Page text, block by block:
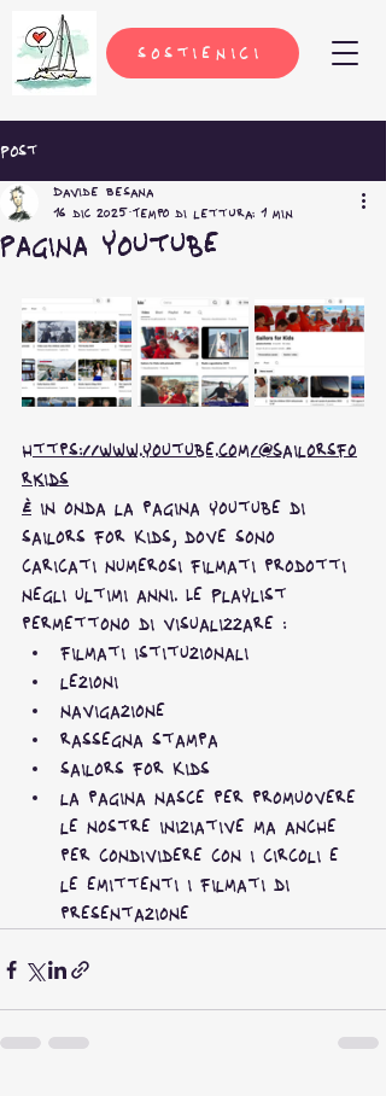
sostienici
Post
Pagina Youtube
Davide Besana
16 dic 2025 Tempo di lettura: 1 min
https://www.youtube.com/@Sailorsfo
rKids
è in onda la pagina youtube di
sailors for kids, dove sono
caricati numerosi filmati prodotti
negli ultimi anni. Le Playlist
permettono di visualizzare :
filmati istituzionali
lezioni
navigazione
rassegna stampa
sailors for kids
la pagina nasce per promuovere
le nostre iniziative ma anche
per condividere con i circoli e
le emittenti i filmati di
presentazione